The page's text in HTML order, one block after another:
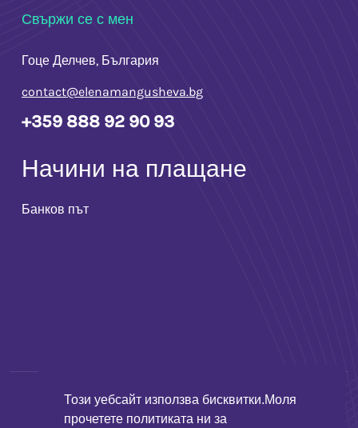
Свържи се с мен
Гоце Делчев, България
+359 888 92 90 93
contact@elenamangusheva.bg
Начини на плащане
Банков път
Elena Maleva Всички права запазени © 2024. Дизайн и
изработкаwebmasters.bg
Този уебсайт използва бисквитки.Моля
прочетете политиката ни за